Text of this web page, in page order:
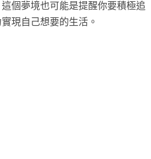
個夢境也可能是提醒你要積極追
現自己想要的生活。